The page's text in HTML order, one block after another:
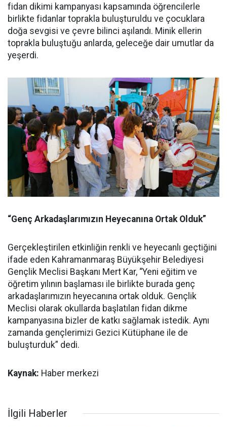
fidan dikimi kampanyası kapsamında öğrencilerle
birlikte fidanlar toprakla buluşturuldu ve çocuklara
doğa sevgisi ve çevre bilinci aşılandı. Minik ellerin
toprakla buluştuğu anlarda, geleceğe dair umutlar da
yeşerdi.
“Genç Arkadaşlarımızın Heyecanına Ortak Olduk”
Gerçekleştirilen etkinliğin renkli ve heyecanlı geçtiğini
ifade eden Kahramanmaraş Büyükşehir Belediyesi
Gençlik Meclisi Başkanı Mert Kar, “Yeni eğitim ve
öğretim yılının başlaması ile birlikte burada genç
arkadaşlarımızın heyecanına ortak olduk. Gençlik
Meclisi olarak okullarda başlatılan fidan dikme
kampanyasına bizler de katkı sağlamak istedik. Aynı
zamanda gençlerimizi Gezici Kütüphane ile de
buluşturduk” dedi.
Kaynak: Haber merkezi
İlgili Haberler